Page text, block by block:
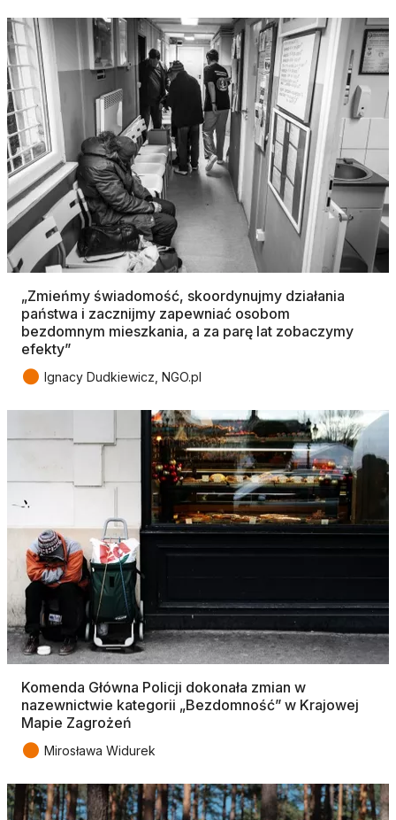
„Zmieńmy świadomość, skoordynujmy działania
państwa i zacznijmy zapewniać osobom
bezdomnym mieszkania, a za parę lat zobaczymy
efekty”
● Ignacy Dudkiewicz, NGO.pl
Komenda Główna Policji dokonała zmian w
nazewnictwie kategorii „Bezdomność” w Krajowej
Mapie Zagrożeń
● Mirosława Widurek